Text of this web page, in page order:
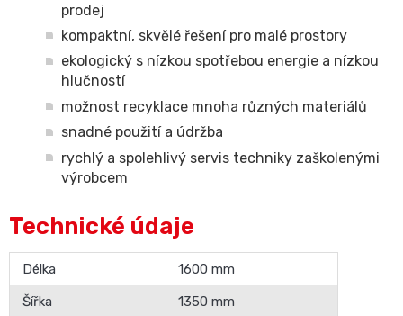
prodej
kompaktní, skvělé řešení pro malé prostory
ekologický s nízkou spotřebou energie a nízkou
hlučností
možnost recyklace mnoha různých materiálů
snadné použití a údržba
rychlý a spolehlivý servis techniky zaškolenými
výrobcem
Technické údaje
Délka
1600 mm
Šířka
1350 mm